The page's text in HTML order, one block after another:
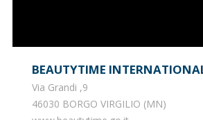
BEAUTYTIME
Via Grandi ,9
46030 BORGO VIRGILIO (MN)